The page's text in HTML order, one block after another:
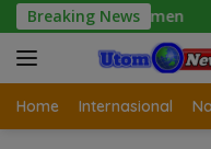
Langsung
ke
konten
Breaking News2 Minggu
Home Internasional